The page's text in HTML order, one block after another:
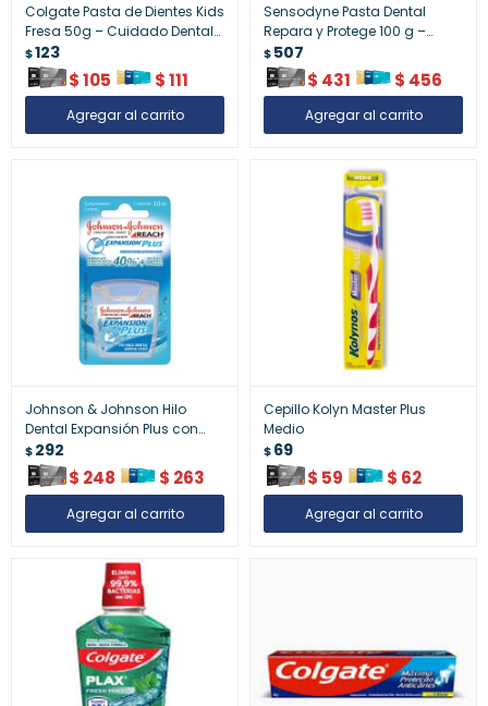
Colgate Pasta de Dientes Kids
Fresa 50g – Cuidado Dental
Infantil
$123
$105 $111
Sensodyne Pasta Dental
Repara y Protege 100 g –
Alivio de Sensibilidad y
Reparación del Esmalte
$507
$ 431 $ 456
Johnson & Johnson Hilo
Dental Expansión Plus con
Cera 50 m – Higiene Oral
Efectiva
$292
$ 248 $ 263
Cepillo Kolyn Master Plus
Medio
$69
$ 59 $ 62